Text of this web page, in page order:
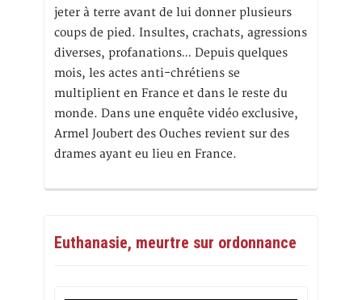
jeter à terre avant de lui donner plusieurs
coups de pied. Insultes, crachats, agressions
diverses, profanations… Depuis quelques
mois, les actes anti-chrétiens se
multiplient en France et dans le reste du
monde. Dans une enquête vidéo exclusive,
Armel Joubert des Ouches revient sur des
drames ayant eu lieu en France.
Euthanasie, meurtre sur ordonnance